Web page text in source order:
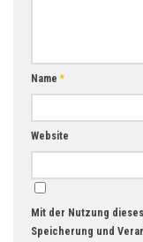
Name*
Website
Mit der Nutzung
Speicherung und